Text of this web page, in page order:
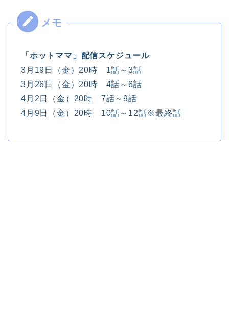
「ホットママ」配信スケジュール
3月19日（金）20時 1話～3話
3月26日（金）20時 4話～6話
4月2日（金）20時 7話～9話
4月9日（金）20時 10話～12話※最終話